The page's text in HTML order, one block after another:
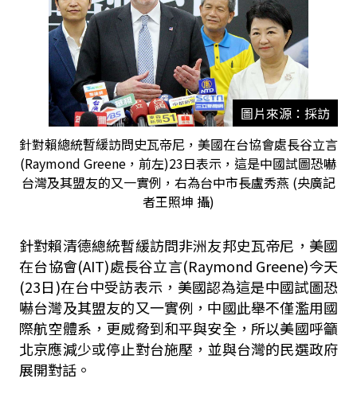
圖片來源：採訪
針對賴總統暫緩訪問史瓦帝尼，美國在台協會處長谷立言
(Raymond Greene，前左)23日表示，這是中國試圖恐嚇
台灣及其盟友的又一實例，右為台中市長盧秀燕 (央廣記
者王照坤 攝)
針對賴清德總統暫緩訪問非洲友邦史瓦帝尼，美國
在台協會(AIT)處長谷立言(Raymond Greene)今天
(23日)在台中受訪表示，美國認為這是中國試圖恐
嚇台灣及其盟友的又一實例，中國此舉不僅濫用國
際航空體系，更威脅到和平與安全，所以美國呼籲
北京應減少或停止對台施壓，並與台灣的民選政府
展開對話。